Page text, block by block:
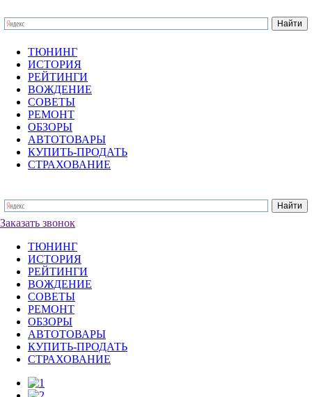
ТЮНИНГ
ИСТОРИЯ
РЕЙТИНГИ
ВОЖДЕНИЕ
СОВЕТЫ
РЕМОНТ
ОБЗОРЫ
АВТОТОВАРЫ
КУПИТЬ-ПРОДАТЬ
СТРАХОВАНИЕ
Заказать звонок
ТЮНИНГ
ИСТОРИЯ
РЕЙТИНГИ
ВОЖДЕНИЕ
СОВЕТЫ
РЕМОНТ
ОБЗОРЫ
АВТОТОВАРЫ
КУПИТЬ-ПРОДАТЬ
СТРАХОВАНИЕ